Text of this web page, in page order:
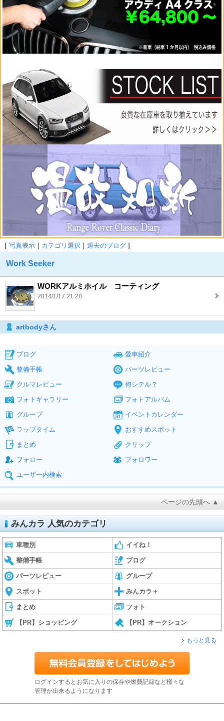
[ 写真表示 ｜ カテゴリ選択 ｜ 過去のブログ ]
Work Seeker
WORKアルミホイル コーティング
2014/1/17 21:28
artbodyさん
ブログ
愛車紹介
整備手帳
パーツレビュー
クルマレビュー
何シテル？
フォトギャラリー
フォトアルバム
グループ
イベントカレンダー
ラップタイム
おすすめスポット
まとめ
クリップ
フォロー
フォロワー
ユーザー内検索
ページの先頭へ ▲
みんカラ 人気のカテゴリ
車種別 イイね！
整備手帳 ブログ
パーツレビュー グループ
スポット みんカラ＋
まとめ フォト
【PR】ショッピング 【PR】オークション
もっと見る
ログインするとお気に入りの保存や燃費記録など様々な
管理が出来るようになります